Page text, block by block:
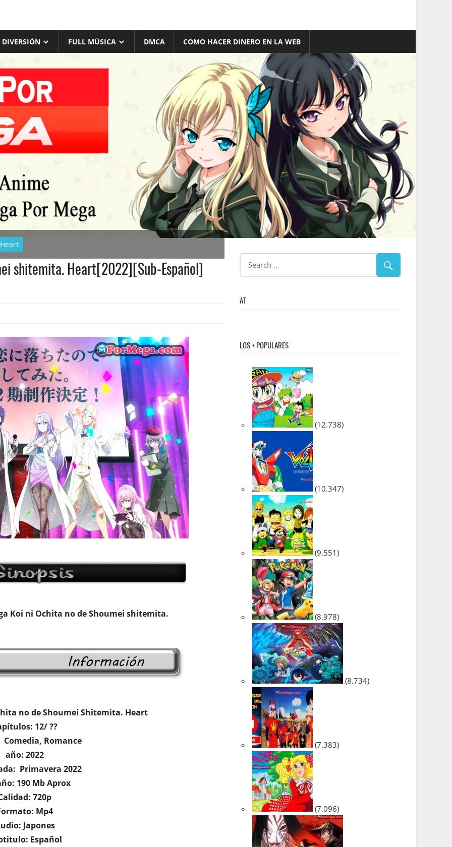
DIVERSIÓN FULL MÚSICA DMCA COMO HACER DINERO EN LA WEB
shitemita. Heart[2022][Sub-Español]
Koi ni Ochita no de Shoumei shitemita.
no de Shoumei Shitemita. Heart
12/ ??
Comedia, Romance
año: 2022
Primavera 2022
190 Mb Aprox
720p
Mp4
Japones
Español
AT
LOS + POPULARES
(12.738)
(10.347)
(9.551)
(8.978)
(8.734)
(7.383)
(7.096)